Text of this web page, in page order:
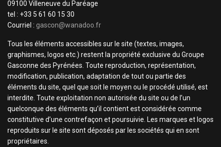
09100 Villeneuve du Paréage
tel : +33 5 61 60 15 30
Courriel : gascon@wanadoo.fr
Tous les éléments accessibles sur le site (textes, images,
graphismes, logos etc.) restent la propriété exclusive du Groupe
Gasconne des Pyrénées. Toute reproduction, représentation,
modification, publication, adaptation de tout ou partie des
éléments du site, quel que soit le moyen ou le procédé utilisé, est
interdite. Toute exploitation non autorisée du site ou de l’un
quelconque des éléments qu’il contient est considérée comme
constitutive d’une contrefaçon et poursuivie. Les marques et logos
reproduits sur le site sont déposés par les sociétés qui en sont
propriétaires.